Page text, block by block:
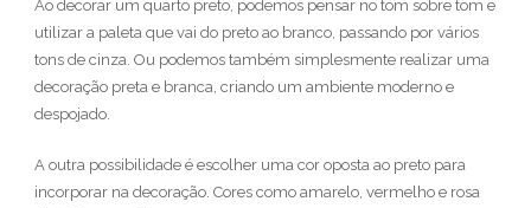
Ao decorar um quarto preto, podemos pensar no tom sobre tom e
utilizar a paleta que vai do preto ao branco, passando por vários
tons de cinza. Ou podemos também simplesmente realizar uma
decoração preta e branca, criando um ambiente moderno e
despojado.
A outra possibilidade é escolher uma cor oposta ao preto para
incorporar na decoração. Cores como amarelo, vermelho e rosa